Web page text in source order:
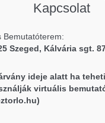
Kapcsolat
Bemutatóterem:
Szeged, Kálvária sgt.
ideje alatt ha
virtuális